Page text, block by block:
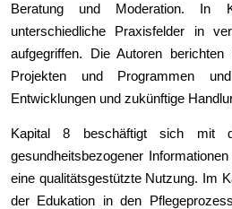
Beratung und Moderation. In
unterschiedliche Praxisfelder in
aufgegriffen. Die Autoren
Projekten und Programmen
Entwicklungen und zukünftige
Kapital 8 beschäftigt sich mit
gesundheitsbezogener
eine qualitätsgestützte Nutzung. Im
der Edukation in den